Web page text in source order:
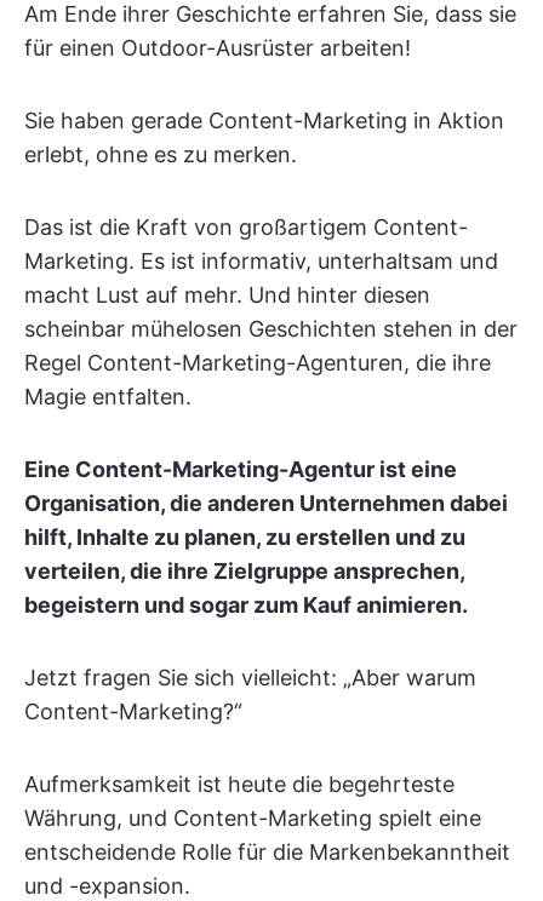
Am Ende ihrer Geschichte erfahren Sie, dass sie
für einen Outdoor-Ausrüster arbeiten!
Sie haben gerade Content-Marketing in Aktion
erlebt, ohne es zu merken.
Das ist die Kraft von großartigem Content-
Marketing. Es ist informativ, unterhaltsam und
macht Lust auf mehr. Und hinter diesen
scheinbar mühelosen Geschichten stehen in der
Regel Content-Marketing-Agenturen, die ihre
Magie entfalten.
Eine Content-Marketing-Agentur ist eine
Organisation, die anderen Unternehmen dabei
hilft, Inhalte zu planen, zu erstellen und zu
verteilen, die ihre Zielgruppe ansprechen,
begeistern und sogar zum Kauf animieren.
Jetzt fragen Sie sich vielleicht: „Aber warum
Content-Marketing?“
Aufmerksamkeit ist heute die begehrteste
Währung, und Content-Marketing spielt eine
entscheidende Rolle für die Markenbekanntheit
und -expansion.